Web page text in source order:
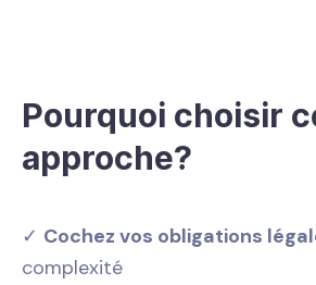
Pourquoi choisir
approche?
✓ Cochez vos obligations
complexité